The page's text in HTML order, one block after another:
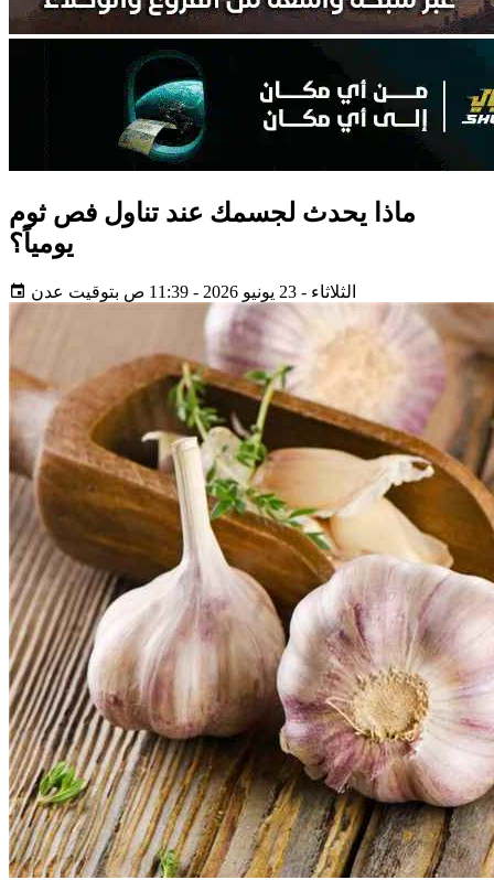
ماذا يحدث لجسمك عند تناول فص ثوم
يومياً؟
الثلاثاء - 23 يونيو 2026 - 11:39 ص بتوقيت عدن